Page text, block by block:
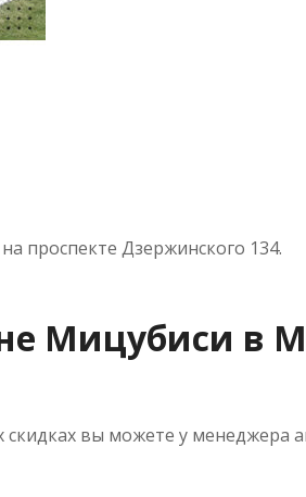
проспекте Дзержинского 134.
Мицубиси в
вы можете у менеджера